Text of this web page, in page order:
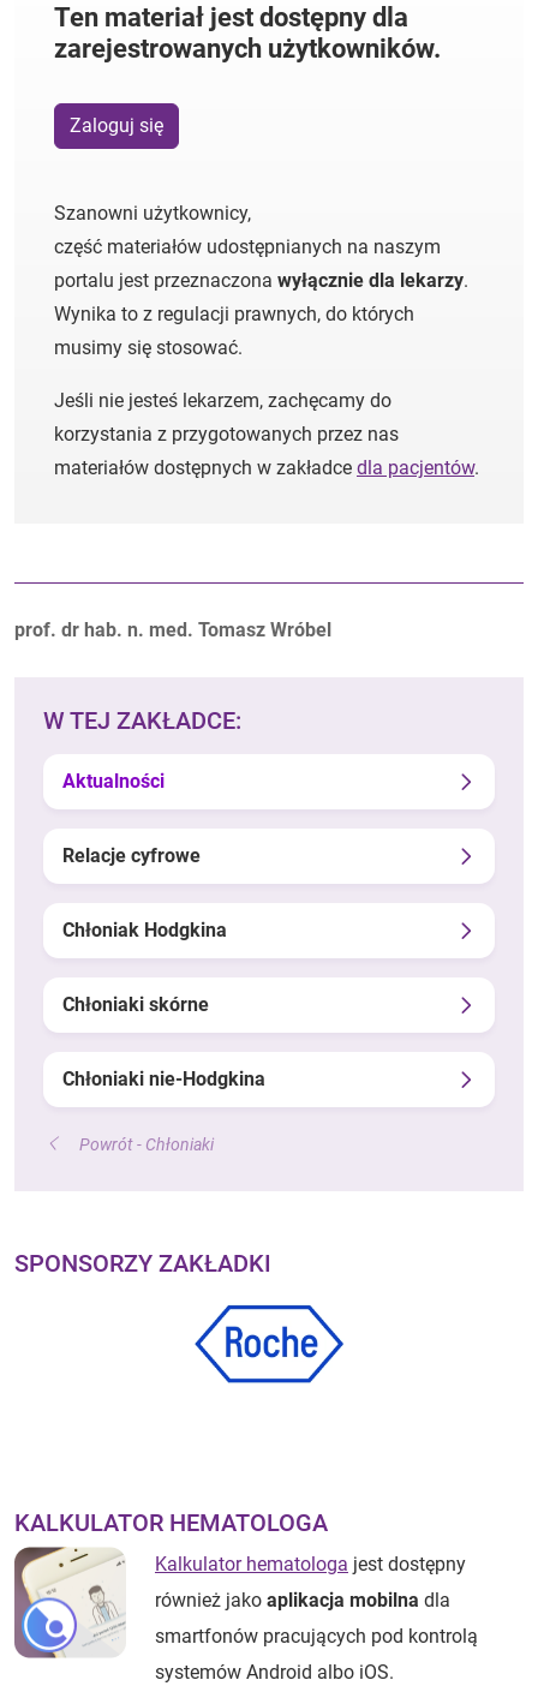
Ten materiał jest dostępny dla
zarejestrowanych użytkowników.
Zaloguj się
Szanowni użytkownicy,
część materiałów udostępnianych na naszym
portalu jest przeznaczona wyłącznie dla lekarzy.
Wynika to z regulacji prawnych, do których
musimy się stosować.
Jeśli nie jesteś lekarzem, zachęcamy do
korzystania z przygotowanych przez nas
materiałów dostępnych w zakładce dla pacjentów.
Autorzy:
prof. dr hab. n. med. Tomasz Wróbel
W TEJ ZAKŁADCE:
Aktualności
Relacje cyfrowe
Chłoniak Hodgkina
Chłoniaki skórne
Chłoniaki nie-Hodgkina
Powrót - Chłoniaki
SPONSORZY ZAKŁADKI
KALKULATOR HEMATOLOGA
Kalkulator hematologa jest dostępny
również jako aplikacja mobilna dla
smartfonów pracujących pod kontrolą
systemów Android albo iOS.